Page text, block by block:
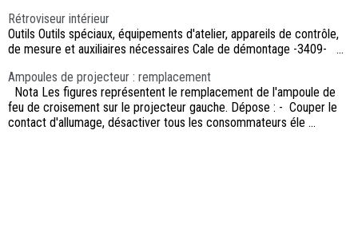
Rétroviseur intérieur
Outils Outils spéciaux, équipements d'atelier, appareils de contrôle,
de mesure et auxiliaires nécessaires Cale de démontage -3409- ...
Ampoules de projecteur : remplacement
Nota Les figures représentent le remplacement de l'ampoule de
feu de croisement sur le projecteur gauche. Dépose : - Couper le
contact d'allumage, désactiver tous les consommateurs éle ...